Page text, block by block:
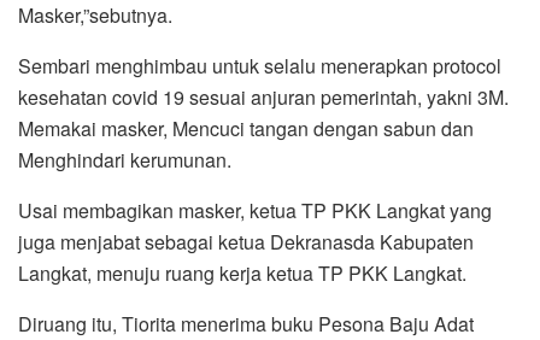
Masker,”sebutnya.
Sembari menghimbau untuk selalu menerapkan protocol
kesehatan covid 19 sesuai anjuran pemerintah, yakni 3M.
Memakai masker, Mencuci tangan dengan sabun dan
Menghindari kerumunan.
Usai membagikan masker, ketua TP PKK Langkat yang
juga menjabat sebagai ketua Dekranasda Kabupaten
Langkat, menuju ruang kerja ketua TP PKK Langkat.
Diruang itu, Tiorita menerima buku Pesona Baju Adat